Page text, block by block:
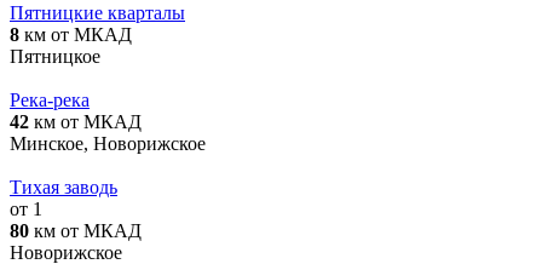
Пятницкие кварталы
8 км от МКАД
Пятницкое
Река-река
42 км от МКАД
Минское, Новорижское
Тихая заводь
от 1
80 км от МКАД
Новорижское